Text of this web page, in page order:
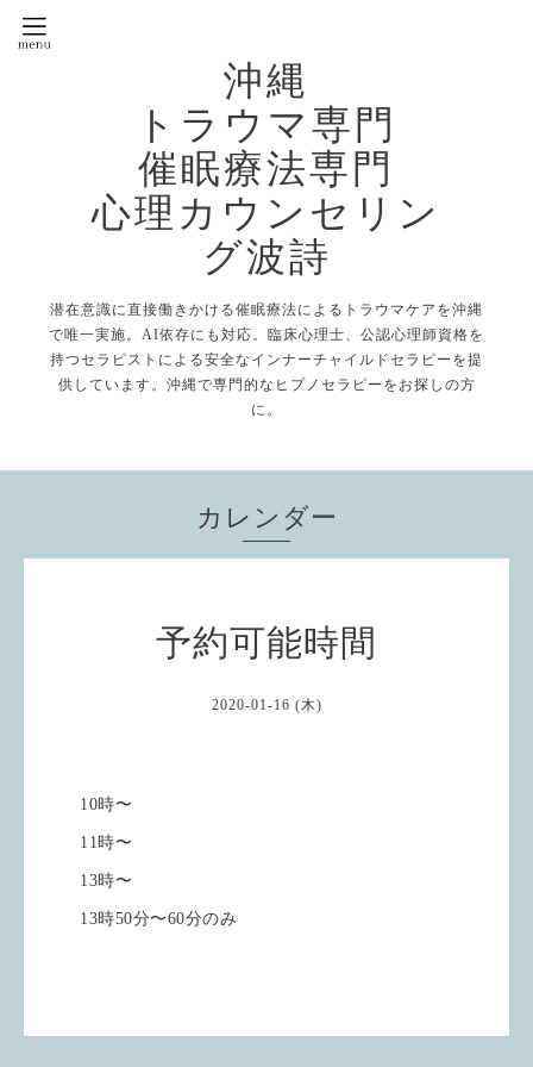
沖縄
トラウマ専門
催眠療法専門
心理カウンセリン
グ波詩
潜在意識に直接働きかける催眠療法によるトラウマケアを沖縄
で唯一実施。AI依存にも対応。臨床心理士、公認心理師資格を
持つセラピストによる安全なインナーチャイルドセラピーを提
供しています。沖縄で専門的なヒプノセラピーをお探しの方
に。
カレンダー
予約可能時間
2020-01-16 (木)
10時〜
11時〜
13時〜
13時50分〜60分のみ